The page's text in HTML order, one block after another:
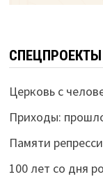
СПЕЦПРОЕКТЫ
Церковь с
Приходы:
Памяти
100 лет со дня